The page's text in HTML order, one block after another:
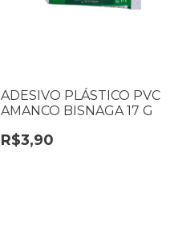
ADESIVO PLÁSTICO PVC
AMANCO BISNAGA 17 G
R$3,90